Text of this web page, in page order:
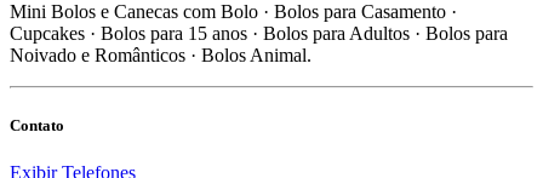
Mini Bolos e Canecas com Bolo · Bolos para Casamento ·
Cupcakes · Bolos para 15 anos · Bolos para Adultos · Bolos para
Noivado e Românticos · Bolos Animal.
Contato
Exibir Telefones